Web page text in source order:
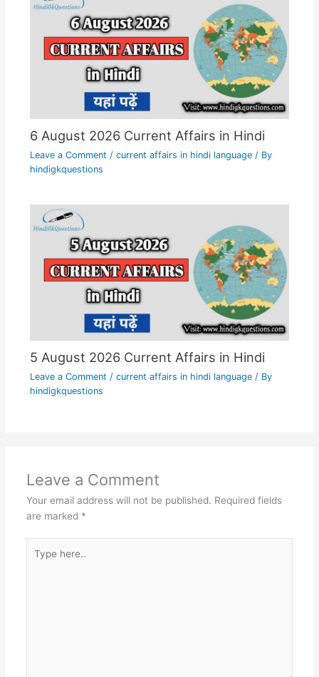
6 August 2026 Current Affairs in Hindi
Leave a Comment / current affairs in hindi language/ By
hindigkquestions
5 August 2026 Current Affairs in Hindi
Leave a Comment / current affairs in hindi language/ By
hindigkquestions
Leave a Comment
Your email address will not be published. Required fields
are marked *
here..